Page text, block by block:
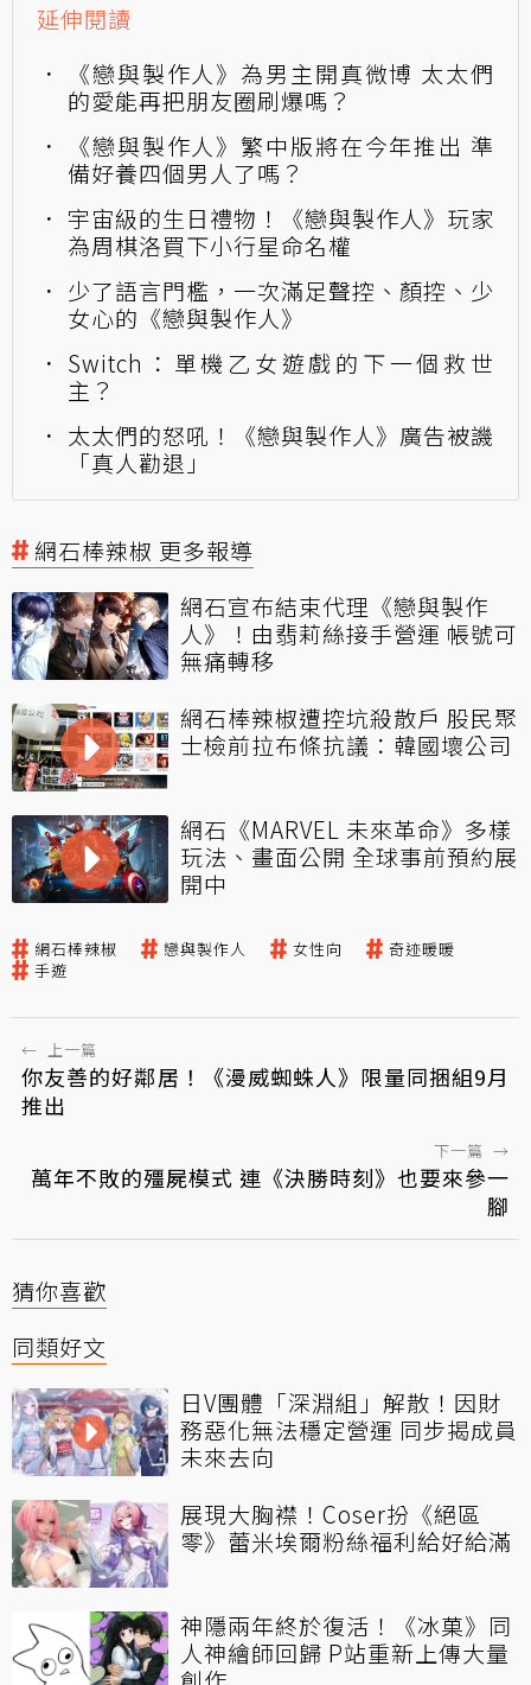
延伸閱讀
《戀與製作人》為男主開真微博 太太們
的愛能再把朋友圈刷爆嗎？
《戀與製作人》繁中版將在今年推出 準
備好養四個男人了嗎？
宇宙級的生日禮物！《戀與製作人》玩家
為周棋洛買下小行星命名權
少了語言門檻，一次滿足聲控、顏控、少
女心的《戀與製作人》
Switch：單機乙女遊戲的下一個救世
主？
太太們的怒吼！《戀與製作人》廣告被譏
「真人勸退」
網石棒辣椒 更多報導
網石宣布結束代理《戀與製作
人》！由翡莉絲接手營運 帳號可
無痛轉移
網石棒辣椒遭控坑殺散戶 股民聚
士檢前拉布條抗議：韓國壞公司
網石《MARVEL 未來革命》多樣
玩法、畫面公開 全球事前預約展
開中
網石棒辣椒 戀與製作人 女性向
奇迹暖暖
手遊
← 上一篇
你友善的好鄰居！《漫威蜘蛛人》限量同捆組9月
推出
下一篇 →
萬年不敗的殭屍模式 連《決勝時刻》也要來參一
腳
猜你喜歡
同類好文
日V團體「深淵組」解散！因財
務惡化無法穩定營運 同步揭成員
未來去向
展現大胸襟！Coser扮《絕區
零》蕾米埃爾粉絲福利給好給滿
神隱兩年終於復活！《冰菓》同
人神繪師回歸 P站重新上傳大量